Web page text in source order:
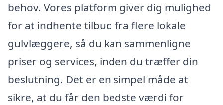
behov. Vores platform giver dig mulighed
for at indhente tilbud fra flere lokale
gulvlæggere, så du kan sammenligne
priser og services, inden du træffer din
beslutning. Det er en simpel måde at
sikre, at du får den bedste værdi for